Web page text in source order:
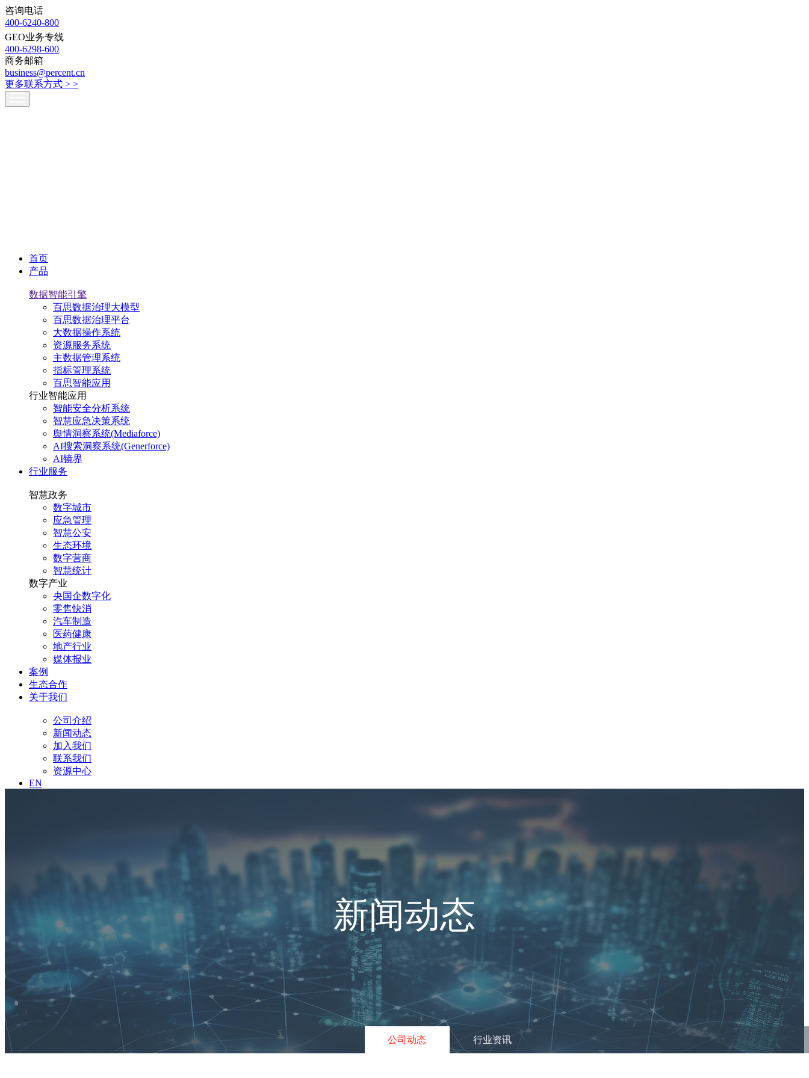
咨询电话
400-6240-800
GEO业务专线
400-6298-600
商务邮箱
business@percent.cn
更多联系方式 > >
首页
产品
数据智能引擎
百思数据治理大模型
百思数据治理平台
大数据操作系统
资源服务系统
主数据管理系统
指标管理系统
百思智能应用
行业智能应用
智能安全分析系统
智慧应急决策系统
舆情洞察系统(Mediaforce)
AI搜索洞察系统(Generforce)
AI镜界
行业服务
智慧政务
数字城市
应急管理
智慧公安
生态环境
数字营商
智慧统计
数字产业
央国企数字化
零售快消
汽车制造
医药健康
地产行业
媒体报业
案例
生态合作
关于我们
公司介绍
新闻动态
加入我们
联系我们
资源中心
EN
新闻动态
公司动态 行业资讯